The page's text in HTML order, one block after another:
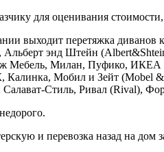
для оценивания
выходит перетяжка
Альберт энд Штейн
Мебель, Милан, Пуфико,
Мобил и Зейт (Mobel
Салават-Стиль, Ривал (Rival),
и перевозка назад на дом